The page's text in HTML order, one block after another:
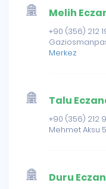
Melih
+90 (356) 212
Merkez
Talu
+90 (356) 212
Mehmet Aksu
Duru